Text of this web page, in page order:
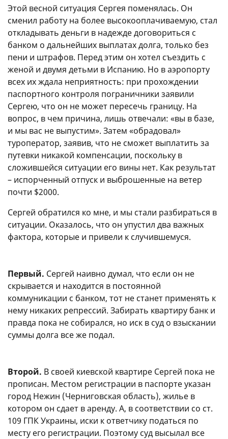
Этой весной ситуация Сергея поменялась. Он
сменил работу на более высокооплачиваемую, стал
откладывать деньги в надежде договориться с
банком о дальнейших выплатах долга, только без
пени и штрафов. Перед этим он хотел съездить с
женой и двумя детьми в Испанию. Но в аэропорту
всех их ждала неприятность: при прохождении
паспортного контроля пограничники заявили
Сергею, что он не может пересечь границу. На
вопрос, в чем причина, лишь отвечали: «вы в базе,
и мы вас не выпустим». Затем «обрадовал»
туроператор, заявив, что не сможет выплатить за
путевки никакой компенсации, поскольку в
сложившейся ситуации его вины нет. Как результат
– испорченный отпуск и выброшенные на ветер
почти $2000.
Сергей обратился ко мне, и мы стали разбираться в
ситуации. Оказалось, что он упустил два важных
фактора, которые и привели к случившемуся.
Первый. Сергей наивно думал, что если он не
скрывается и находится в постоянной
коммуникации с банком, тот не станет применять к
нему никаких репрессий. Забирать квартиру банк и
правда пока не собирался, но иск в суд о взыскании
суммы долга все же подал.
Второй. В своей киевской квартире Сергей пока не
прописан. Местом регистрации в паспорте указан
город Нежин (Черниговская область), жилье в
котором он сдает в аренду. А, в соответствии со ст.
109 ГПК Украины, иски к ответчику податься по
месту его регистрации. Поэтому суд высылал все